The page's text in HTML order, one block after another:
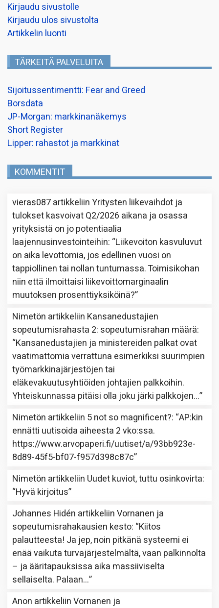
Kirjaudu sivustolle
Kirjaudu ulos sivustolta
Artikkelin luonti
TÄRKEITÄ PALVELUITA
Sijoitussentimentti: Fear and Greed
Borsdata
JP-Morgan: markkinanäkemys
Short Register
Lipper: rahastot ja markkinat
KOMMENTIT
vieras087artikkeliinYritysten liikevaihdot ja
tulokset kasvoivat Q2/2026 aikana ja osassa
yrityksistä on jo potentiaalia
laajennusinvestointeihin: “Liikevoiton kasvuluvut
on aika levottomia, jos edellinen vuosi on
tappiollinen tai nollan tuntumassa. Toimisikohan
niin että ilmoittaisi liikevoittomarginaalin
muutoksen prosenttiyksiköinä?”
Nimetön artikkeliin Kansanedustajien
sopeutumisrahasta 2: sopeutumisrahan määrä:
“Kansanedustajien ja ministereiden palkat ovat
vaatimattomia verrattuna esimerkiksi suurimpien
työmarkkinajärjestöjen tai
eläkevakuutusyhtiöiden johtajien palkkoihin.
Yhteiskunnassa pitäisi olla joku järki palkkojen…”
Nimetön artikkeliin 5 not so magnificent?: “AP:kin
ennätti uutisoida aiheesta 2 vko:ssa.
https://www.arvopaperi.fi/uutiset/a/93bb923e-
8d89-45f5-bf07-f957d398c87c”
Nimetön artikkeliin Uudet kuviot, tuttu osinkovirta:
“Hyvä kirjoitus”
Johannes Hidén artikkeliinVornanen ja
sopeutumisrahakausien kesto: “Kiitos
palautteesta! Ja jep, noin pitkänä systeemi ei
enää vaikuta turvajärjestelmältä, vaan palkinnolta
– ja ääritapauksissa aika massiiviselta
sellaiselta. Palaan…”
Anon artikkeliinVornanen ja